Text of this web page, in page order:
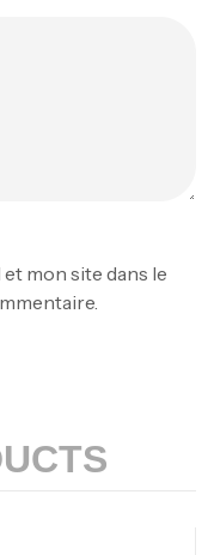
mon site dans le